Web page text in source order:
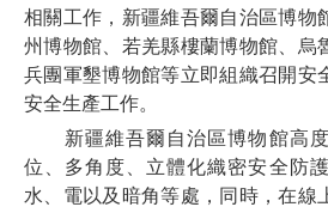
相關工作，新疆維吾爾自治區博物
州博物館、若羌縣樓蘭博物館、烏
兵團軍墾博物館等立即組織召開安
安全生產工作。
新疆維吾爾自治區博物館高度
位、多角度、立體化織密安全防
水、電以及暗角等處，同時，在線